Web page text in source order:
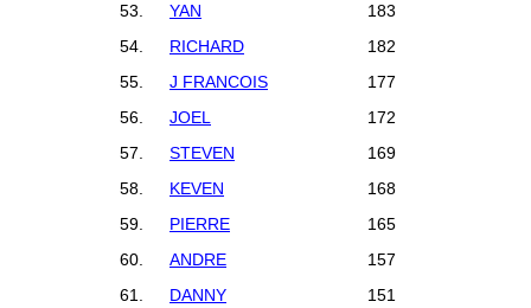
53.
YAN
183
54.
RICHARD
182
55.
J FRANCOIS
177
56.
JOEL
172
57.
STEVEN
169
58.
KEVEN
168
59.
PIERRE
165
60.
ANDRE
157
61.
DANNY
151